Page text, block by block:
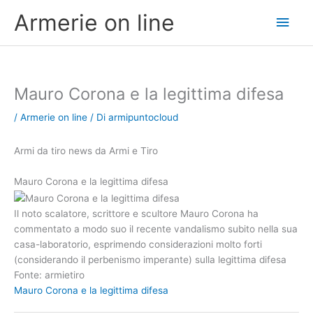
Armerie on line
Mauro Corona e la legittima difesa
/ Armerie on line / Di armipuntocloud
Armi da tiro news da Armi e Tiro
Mauro Corona e la legittima difesa
Il noto scalatore, scrittore e scultore Mauro Corona ha
commentato a modo suo il recente vandalismo subito nella sua
casa-laboratorio, esprimendo considerazioni molto forti
(considerando il perbenismo imperante) sulla legittima difesa
Fonte: armietiro
Mauro Corona e la legittima difesa